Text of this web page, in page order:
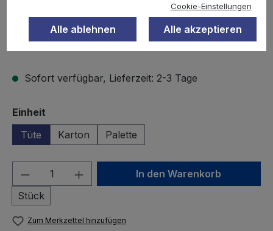
0.1 kg
Preise inkl. MwSt. zzgl. Versandkosten
Sofort verfügbar, Lieferzeit: 2-3 Tage
Einheit
Tüte
Karton Palette
Produkt Anzahl: Gib den
Stück
In den Warenkorb
Zum Merkzettel hinzufügen
Cookie-Einstellungen
Alle ablehnen Alle akzeptieren